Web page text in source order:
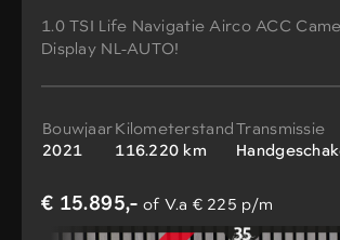
1.0 TSI Life Navigatie Airco ACC
Display NL-AUTO!
Bouwjaar
2021
Kilometerstand
116.220 km
Transmissie
€ 15.895,-of V.a € 225 p/m